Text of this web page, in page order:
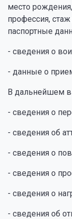
место
профессия,
паспортные
- сведения о
- данные о
В дальнейшем в
- сведения о
- сведения об
- сведения о
- сведения о
- сведения о
- сведения об